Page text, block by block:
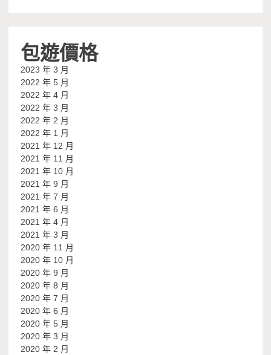
包遊價格
2023 年 3 月
2022 年 5 月
2022 年 4 月
2022 年 3 月
2022 年 2 月
2022 年 1 月
2021 年 12 月
2021 年 11 月
2021 年 10 月
2021 年 9 月
2021 年 7 月
2021 年 6 月
2021 年 4 月
2021 年 3 月
2020 年 11 月
2020 年 10 月
2020 年 9 月
2020 年 8 月
2020 年 7 月
2020 年 6 月
2020 年 5 月
2020 年 3 月
2020 年 2 月